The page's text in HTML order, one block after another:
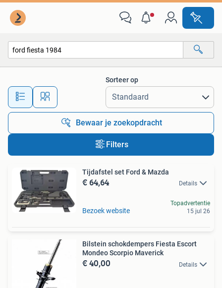
Alle afstanden…
Sorteer op
Bewaar je zoekopdracht
Filters
Tijdafstel set Ford & Mazda
€ 64,64 Details
Bezoek website
Topadvertentie
15 jul 26
Bilstein schokdempers Fiesta Escort
Mondeo Scorpio Maverick
€ 40,00 Details